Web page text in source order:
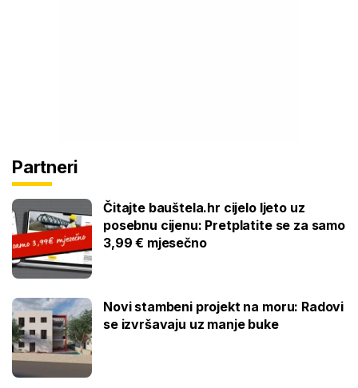
Partneri
Čitajte bauštela.hr cijelo ljeto uz
posebnu cijenu: Pretplatite se za samo
3,99 € mjesečno
Novi stambeni projekt na moru: Radovi
se izvršavaju uz manje buke